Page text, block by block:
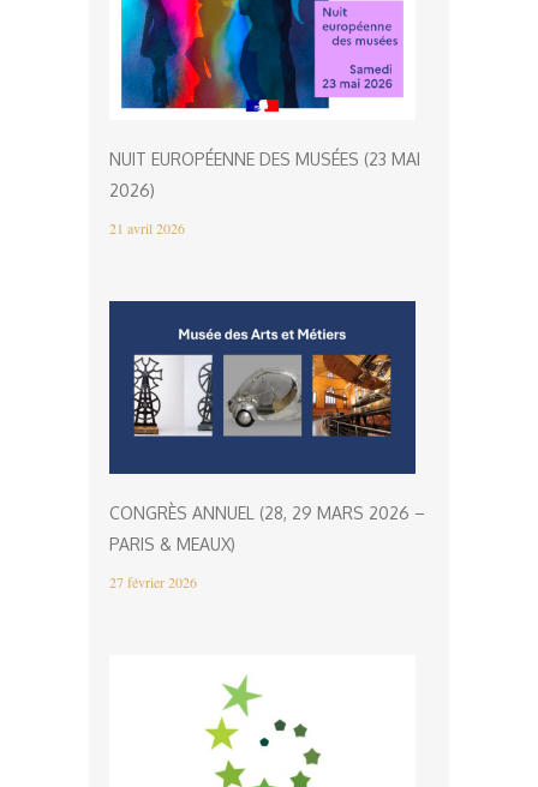
NUIT EUROPÉENNE DES MUSÉES (23 MAI
2026)
21 avril 2026
CONGRÈS ANNUEL (28, 29 MARS 2026 –
PARIS & MEAUX)
27 février 2026